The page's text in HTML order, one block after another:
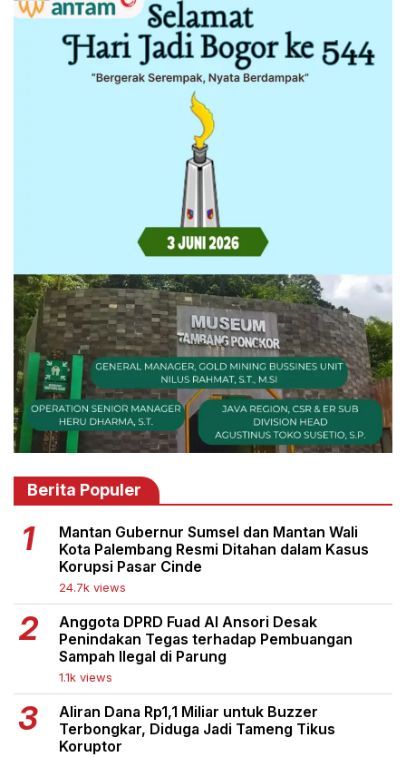
Berita Populer
Mantan Gubernur Sumsel dan Mantan Wali
Kota Palembang Resmi Ditahan dalam Kasus
Korupsi Pasar Cinde
24.7k views
Anggota DPRD Fuad Al Ansori Desak
Penindakan Tegas terhadap Pembuangan
Sampah Ilegal di Parung
1.1k views
Aliran Dana Rp1,1 Miliar untuk Buzzer
Terbongkar, Diduga Jadi Tameng Tikus
Koruptor